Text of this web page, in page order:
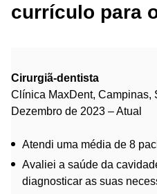
currículo para
Cirurgiã-dentista
Clínica MaxDent, Campinas,
Dezembro de 2023 – Atual
Atendi uma média de 8
Avaliei a saúde da
diagnosticar as suas